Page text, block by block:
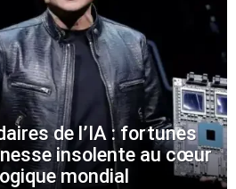
de l’IA : fortunes
insolente au cœur
mondial